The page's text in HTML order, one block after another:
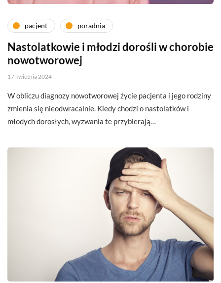
pacjent poradnia
Nastolatkowie i młodzi dorośli w chorobie
nowotworowej
17 kwietnia 2024
W obliczu diagnozy nowotworowej życie pacjenta i jego rodziny
zmienia się nieodwracalnie. Kiedy chodzi o nastolatków i
młodych dorosłych, wyzwania te przybierają…